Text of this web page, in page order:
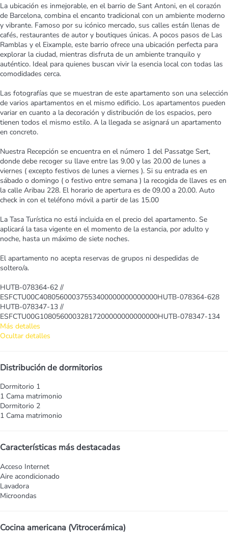
La ubicación es inmejorable, en el barrio de Sant Antoni, en el corazón
de Barcelona, combina el encanto tradicional con un ambiente moderno
y vibrante. Famoso por su icónico mercado, sus calles están llenas de
cafés, restaurantes de autor y boutiques únicas. A pocos pasos de Las
Ramblas y el Eixample, este barrio ofrece una ubicación perfecta para
explorar la ciudad, mientras disfruta de un ambiente tranquilo y
auténtico. Ideal para quienes buscan vivir la esencia local con todas las
comodidades cerca.
Las fotografías que se muestran de este apartamento son una selección
de varios apartamentos en el mismo edificio. Los apartamentos pueden
variar en cuanto a la decoración y distribución de los espacios, pero
tienen todos el mismo estilo. A la llegada se asignará un apartamento
en concreto.
Nuestra Recepción se encuentra en el número 1 del Passatge Sert,
donde debe recoger su llave entre las 9.00 y las 20.00 de lunes a
viernes ( excepto festivos de lunes a viernes ). Si su entrada es en
sábado o domingo ( o festivo entre semana ) la recogida de llaves es en
la calle Aribau 228. El horario de apertura es de 09.00 a 20.00. Auto
check in con el teléfono móvil a partir de las 15.00
La Tasa Turística no está incluida en el precio del apartamento. Se
aplicará la tasa vigente en el momento de la estancia, por adulto y
noche, hasta un máximo de siete noches.
El apartamento no acepta reservas de grupos ni despedidas de
soltero/a.
HUTB-078364-62 //
ESFCTU00C40805600037553400000000000000HUTB-078364-628
HUTB-078347-13 //
ESFCTU00G10805600032817200000000000000HUTB-078347-134
Más detalles
Ocultar detalles
Distribución de dormitorios
Dormitorio 1
1 Cama matrimonio
Dormitorio 2
1 Cama matrimonio
Características más destacadas
Acceso Internet
Aire acondicionado
Lavadora
Microondas
Cocina americana (Vitrocerámica)